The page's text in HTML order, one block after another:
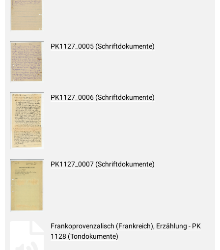
PK1127_0005 (Schriftdokumente)
PK1127_0006 (Schriftdokumente)
PK1127_0007 (Schriftdokumente)
Frankoprovenzalisch (Frankreich), Erzählung - PK
1128 (Tondokumente)